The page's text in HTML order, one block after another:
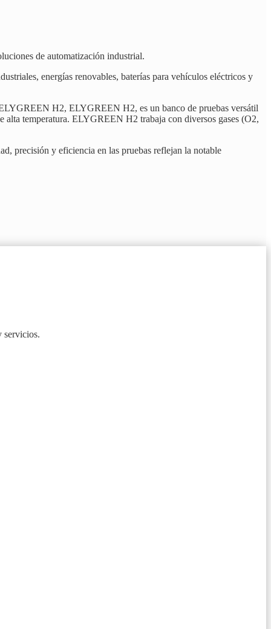
de automatización industrial.
energías renovables, baterías para vehículos eléctricos y
H2, ELYGREEN H2, es un banco de pruebas versátil
alta temperatura. ELYGREEN H2 trabaja con diversos gases (O2,
precisión y eficiencia en las pruebas reflejan la notable
servicios.